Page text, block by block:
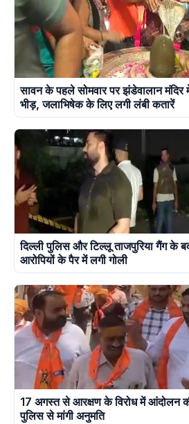
सावन के पहले सोमवार पर झंडेवालान मंदिर
भीड़, जलाभिषेक के लिए लगी लंबी कतारें
दिल्ली पुलिस और टिल्लू ताजपुरिया गैंग के
आरोपियों के पैर में लगी गोली
17 अगस्त से आरक्षण के विरोध में आंदोलन
पुलिस से मांगी अनुमति